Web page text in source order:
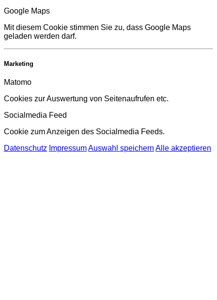
Google Maps
Mit diesem Cookie stimmen Sie zu, dass Google Maps
geladen werden darf.
Marketing
Matomo
Cookies zur Auswertung von Seitenaufrufen etc.
Socialmedia Feed
Cookie zum Anzeigen des Socialmedia Feeds.
Datenschutz ImpressumAuswahl speichern Alle akzeptieren